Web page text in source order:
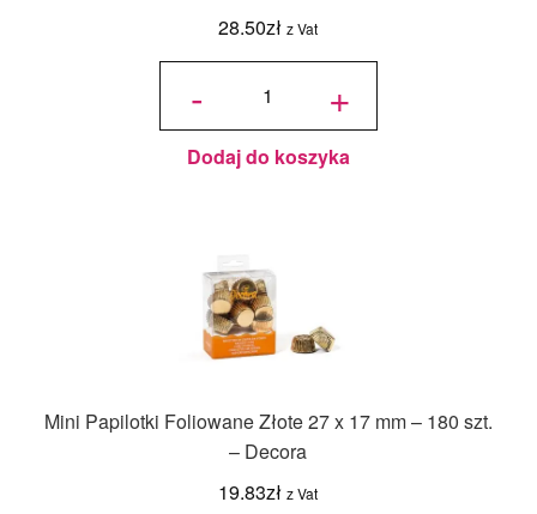
28.50zł z Vat
-
ilość
Marszczone
- Złote - 50
szt. +
Dodaj do koszyka
Mini Papilotki Foliowane Złote 27 x 17 mm – 180 szt.
– Decora
19.83zł z Vat